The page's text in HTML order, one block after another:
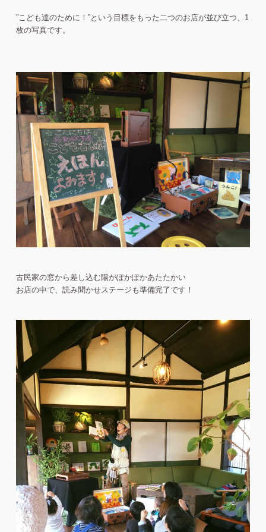
”こども達のために！”という目標をもった二つのお店が並び立つ、1
枚の写真です。
古民家の窓から差し込む陽がぽかぽかあたたかい
お店の中で、読み聞かせステージも準備完了です！